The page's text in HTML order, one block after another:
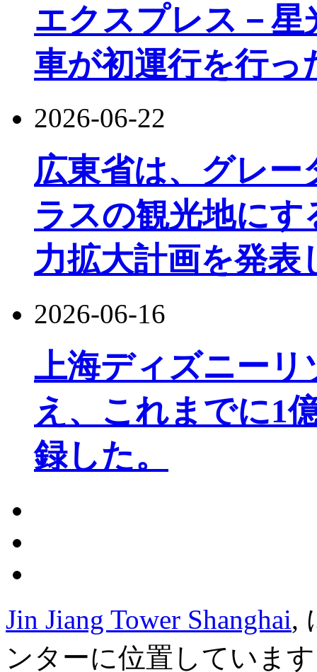
エクスプレス－星
車が初運行を行っ
2026-06-22
広東省は、グレ
ラスの観光地に
力拡大計画を発表
2026-06-16
上海ディズニーリ
え、これまでに1
録した。
Jin Jiang Tower Shanghai,
ンターに位置していま